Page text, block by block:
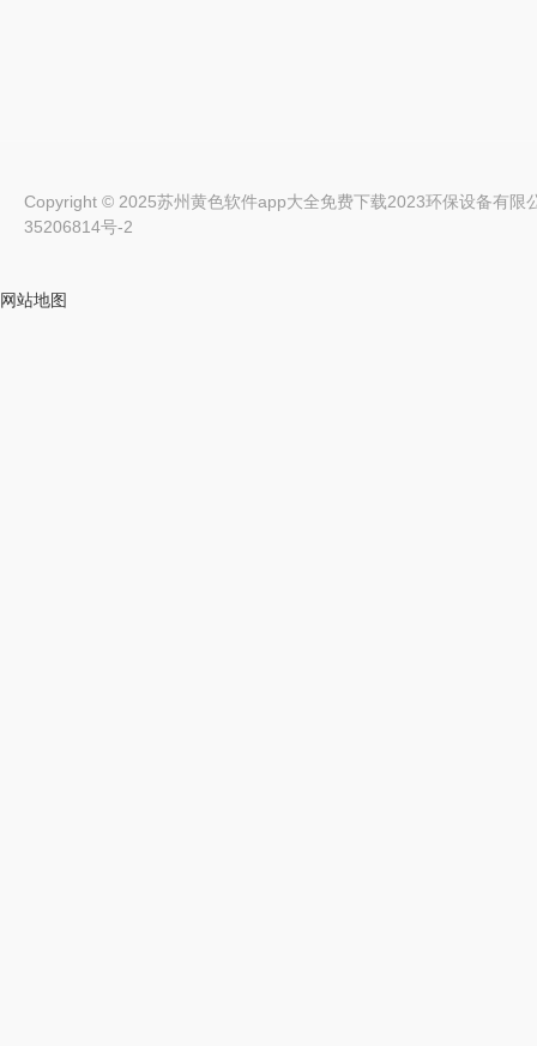
Copyright © 2025苏州黄色软件app大全免费下载2023环保设备有限公
35206814号-2
网站地图